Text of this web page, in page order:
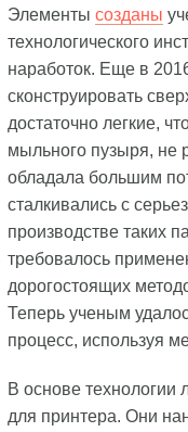
Элементы созданы
технологического
наработок. Еще в
сконструировать
достаточно легкие,
мыльного пузыря, не
обладала большим
сталкивались с
производстве таких
требовалось
дорогостоящих
Теперь ученым
процесс, используя
В основе
для принтера. Они